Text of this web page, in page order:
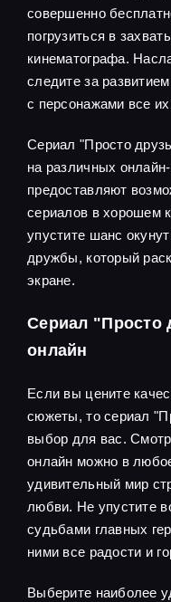
совершенно
погрузиться в
кинематографа.
следите за
с персонажами все
Сериал "Просто
на различных
предоставляют
сериалов в хорошем
упустите шанс
дружбы, который
экране.
Сериал "Просто
онлайн
Если вы цените
сюжеты, то сериал
выбор для вас.
онлайн можно в
удивительный мир
любви. Не упустите
судьбами главных
ними все радости и
Выберите наиболее